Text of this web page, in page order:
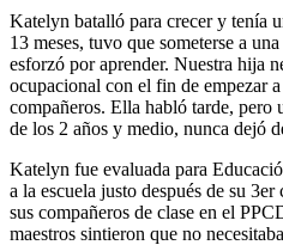
Katelyn batalló para crecer y tenía
13 meses, tuvo que someterse a
esforzó por aprender. Nuestra hija
ocupacional con el fin de empezar
compañeros. Ella habló tarde, pero
de los 2 años y medio, nunca dejó
Katelyn fue evaluada para
a la escuela justo después de su
sus compañeros de clase en el
maestros sintieron que no